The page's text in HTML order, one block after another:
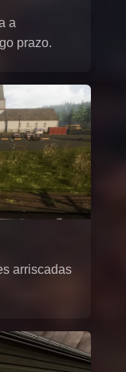
a
prazo.
arriscadas